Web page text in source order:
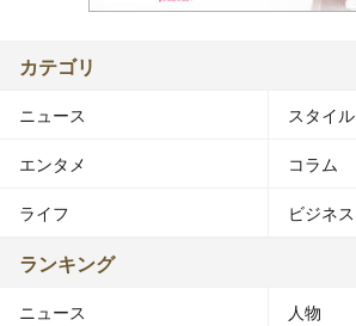
カテゴリ
ニュース スタイル
エンタメ コラム
ライフ ビジネス
ランキング
ニュース 人物